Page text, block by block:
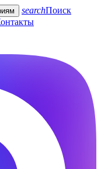
searchПоиск